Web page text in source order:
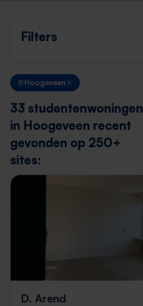
Filters
Hoogeveen
33 studentenwoningen
in Hoogeveen recent
gevonden op 250+
sites:
D. Arend